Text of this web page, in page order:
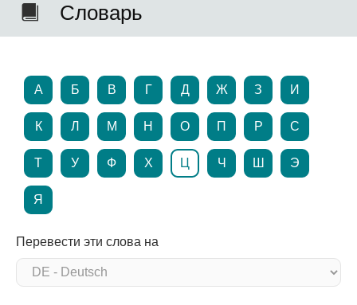
Словарь
А Б В Г Д Ж З И
К Л М Н О П Р С
Т У Ф Х Ц Ч Ш Э
Я
Перевести эти слова на